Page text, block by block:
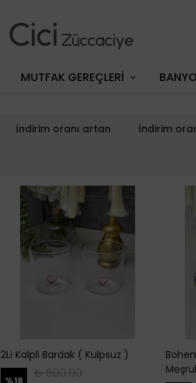
MUTFAK GEREÇLERİ
İndirim oranı artan İndirim
2Li Kalpli Bardak ( Kulpsuz )
%18 ₺ 600.00